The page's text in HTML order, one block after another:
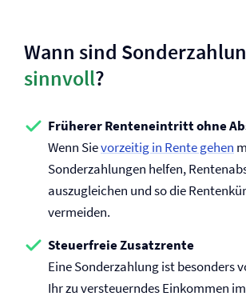
Wann sind
sinnvoll?
Früherer Renteneintritt ohne
Wenn Sievorzeitig in Rente gehen
Sonderzahlungen helfen,
auszugleichen und so die
vermeiden.
Steuerfreie Zusatzrente
Eine Sonderzahlung ist besonders
Ihr zu versteuerndes Einkommen